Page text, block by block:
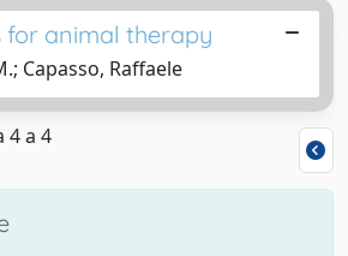
for animal therapy
Capasso, Raffaele
4 a 4